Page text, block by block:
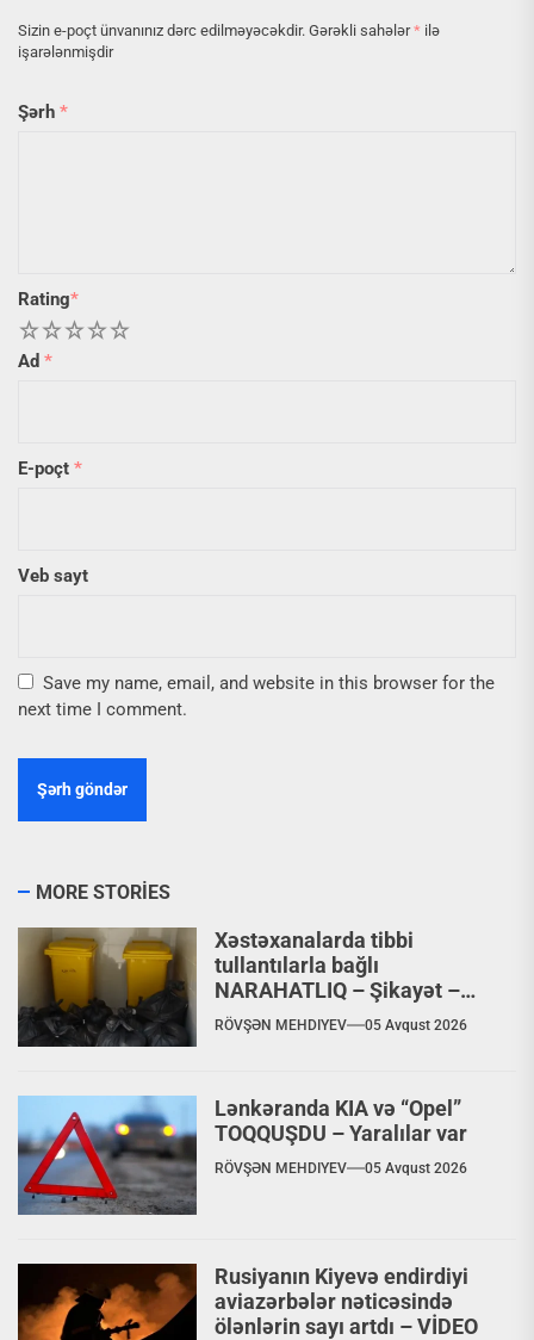
Sizin e-poçt ünvanınız dərc edilməyəcəkdir. Gərəkli sahələr* ilə
işarələnmişdir
Şərh *
Rating*
5
4
3
2
Ad *
E-poçt *
Veb sayt
Save my name, email, and website in this browser for the
next time I comment.
MORE STORIES
Xəstəxanalarda tibbi
tullantılarla bağlı
NARAHATLIQ – Şikayət –
VİDEO
RÖVŞƏN MEHDIYEV 05 Avqust 2026
Lənkəranda KIA və “Opel”
TOQQUŞDU – Yaralılar var
RÖVŞƏN MEHDIYEV 05 Avqust 2026
Rusiyanın Kiyevə endirdiyi
aviazərbələr nəticəsində
ölənlərin sayı artdı – VİDEO